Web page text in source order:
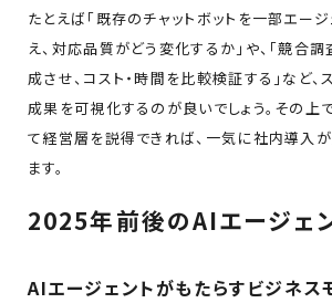
たとえば「既存のチャットボットを一部エー
え、対応品質がどう変化するか」や、「競合
成させ、コスト・時間を比較検証する」など、
成果を可視化するのが良いでしょう。その上
て経営層を説得できれば、一気に社内導入
ます。
2025年前後のAIエージェ
AIエージェントがもたらすビジネス